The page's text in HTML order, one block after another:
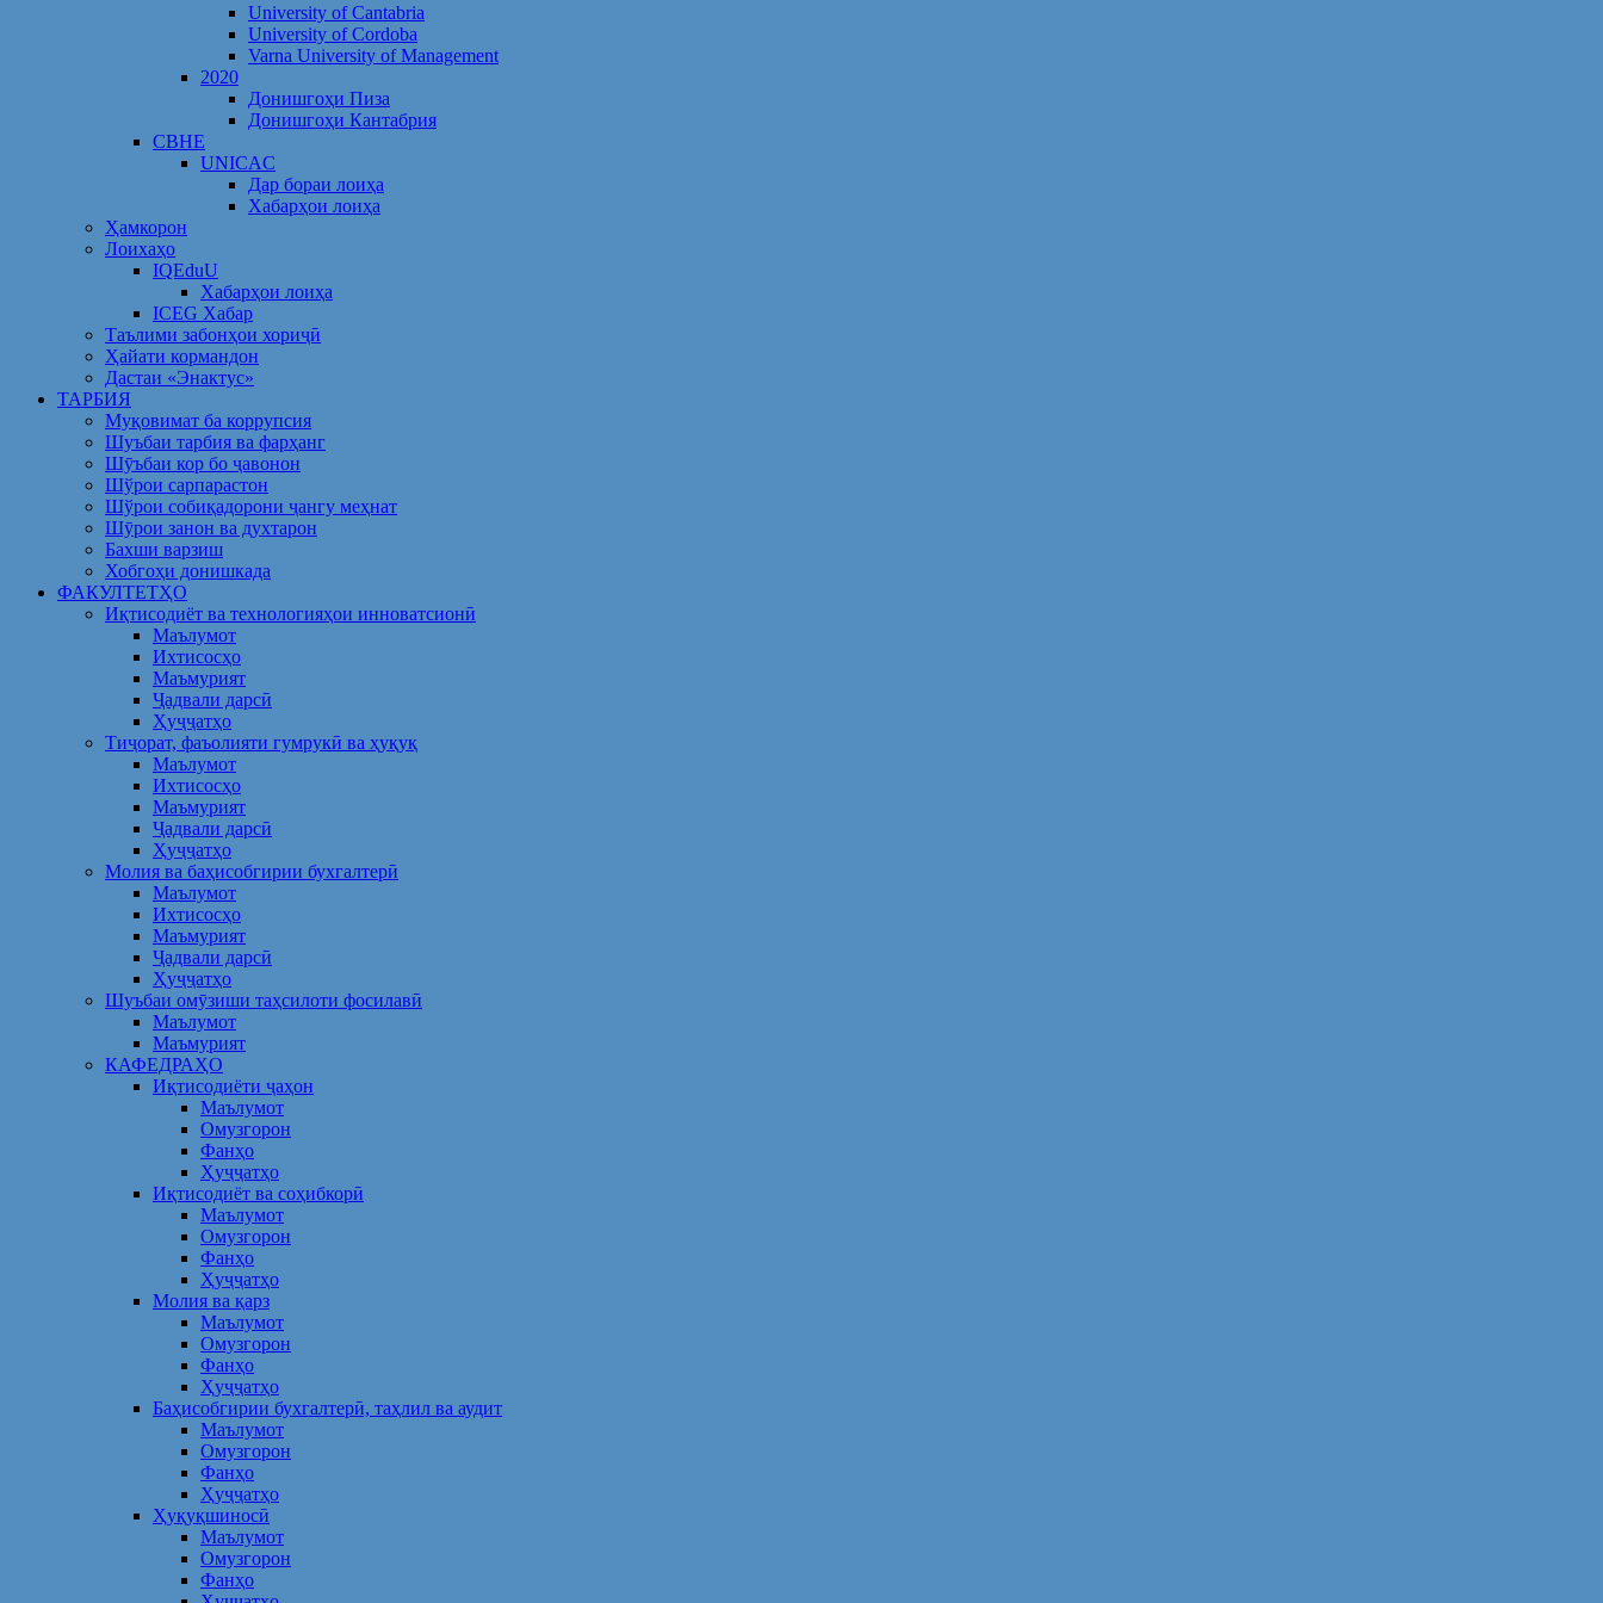
University of Cantabria
University of Cordoba
Varna University of Management
2020
Донишгоҳи Пиза
Донишгоҳи Кантабрия
CBHE
UNICAC
Дар бораи лоиҳа
Хабарҳои лоиҳа
Ҳамкорон
Лоихаҳо
IQEduU
Хабарҳои лоиҳа
ICEG Хабар
Таълими забонҳои хориҷӣ
Ҳайати кормандон
Дастаи «Энактус»
ТАРБИЯ
Муқовимат ба коррупсия
Шуъбаи тарбия ва фарҳанг
Шӯъбаи кор бо ҷавонон
Шўрои сарпарастон
Шўрои собиқадорони ҷангу меҳнат
Шӯрои занон ва духтарон
Бахши варзиш
Хобгоҳи донишкада
ФАКУЛТЕТҲО
Иқтисодиёт ва технологияҳои инноватсионӣ
Маълумот
Ихтисосҳо
Маъмурият
Ҷадвали дарсӣ
Ҳуҷҷатҳо
Тиҷорат, фаъолияти гумрукӣ ва ҳуқуқ
Маълумот
Ихтисосҳо
Маъмурият
Ҷадвали дарсӣ
Ҳуҷҷатҳо
Молия ва баҳисобгирии бухгалтерӣ
Маълумот
Ихтисосҳо
Маъмурият
Ҷадвали дарсӣ
Ҳуҷҷатҳо
Шуъбаи омӯзиши таҳсилоти фосилавӣ
Маълумот
Маъмурият
КАФЕДРАҲО
Иқтисодиёти ҷаҳон
Маълумот
Омузгорон
Фанҳо
Ҳуҷҷатҳо
Иқтисодиёт ва соҳибкорӣ
Маълумот
Омузгорон
Фанҳо
Ҳуҷҷатҳо
Молия ва қарз
Маълумот
Омузгорон
Фанҳо
Ҳуҷҷатҳо
Баҳисобгирии бухгалтерӣ, таҳлил ва аудит
Маълумот
Омузгорон
Фанҳо
Ҳуҷҷатҳо
Ҳуқуқшиносӣ
Маълумот
Омузгорон
Фанҳо